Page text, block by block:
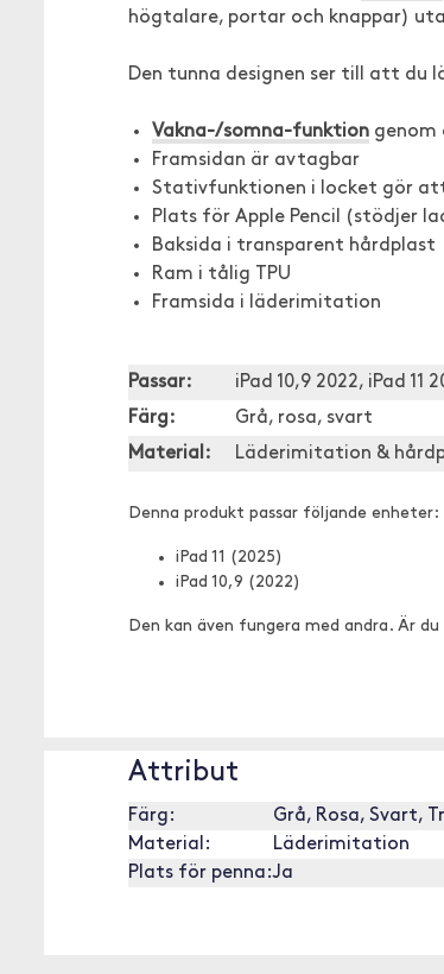
högtalare, portar och knappar)
Den tunna designen ser till att du
Vakna-/somna-funktion
Framsidan är avtagbar
Stativfunktionen i locket gör
Plats för Apple Pencil (stödjer
Baksida i transparent hårdplast
Ram i tålig TPU
Framsida i läderimitation
Passar:
iPad 10,9 2022, iPad 11
Färg:
Grå, rosa, svart
Material:
Läderimitation &
Denna produkt passar följande enheter:
iPad 11 (2025)
iPad 10,9 (2022)
Den kan även fungera med andra. Är
Attribut
Färg:
Grå, Rosa, Svart,
Material:
Läderimitation
Plats för penna:Ja